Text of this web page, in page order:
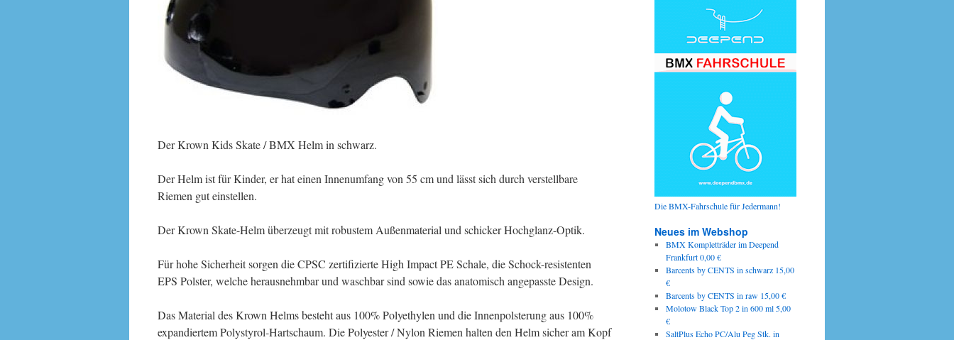
Der Krown Kids Skate / BMX Helm in schwarz.
Der Helm ist für Kinder, er hat einen Innenumfang von 55 cm und lässt sich durch verstellbare
Riemen gut einstellen.
Der Krown Skate-Helm überzeugt mit robustem Außenmaterial und schicker Hochglanz-Optik.
Für hohe Sicherheit sorgen die CPSC zertifizierte High Impact PE Schale, die Schock-resistenten
EPS Polster, welche herausnehmbar und waschbar sind sowie das anatomisch angepasste Design.
Das Material des Krown Helms besteht aus 100% Polyethylen und die Innenpolsterung aus 100%
expandiertem Polystyrol-Hartschaum. Die Polyester / Nylon Riemen halten den Helm sicher am Kopf
Die BMX-Fahrschule für Jedermann!
Neues im Webshop
BMX Kompletträder im Deepend
Frankfurt 0,00 €
Barcents by CENTS in schwarz 15,00
€
Barcents by CENTS in raw 15,00 €
Molotow Black Top 2 in 600 ml 5,00
€
SaltPlus Echo PC/Alu Peg Stk. in